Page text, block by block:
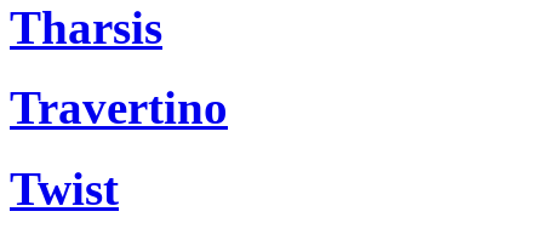
Tharsis
Travertino
Twist